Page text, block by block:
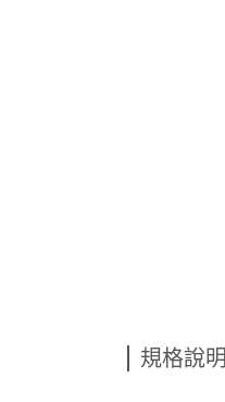
規格說明